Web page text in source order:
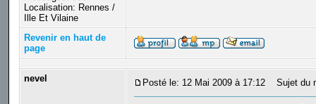
Localisation: Rennes /
Ille Et Vilaine
Revenir en haut de
page
nevel Posté le: 12 Mai 2009 à 17:12 Sujet du